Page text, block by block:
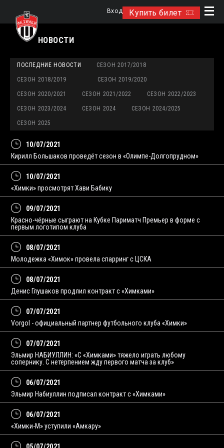
Купить билет
Вход
НОВОСТИ
ПОСЛЕДНИЕ НОВОСТИ СЕЗОН 2017/2018
СЕЗОН 2018/2019 СЕЗОН 2019/2020
СЕЗОН 2020/2021 СЕЗОН 2021/2022 СЕЗОН 2022/2023
СЕЗОН 2023/2024 СЕЗОН 2024 СЕЗОН 2024/2025
СЕЗОН 2025
10/07/2021
Кирилл Большаков проведёт сезон в «Олимпе-Долгопрудном»
10/07/2021
«Химки» просмотрят Хави Бабику
09/07/2021
Красно-чёрные сыграют на Кубке Париматч Премьер в форме с
первым логотипом клуба
08/07/2021
Молодежка «Химок» провела спарринг с ЦСКА
08/07/2021
Денис Глушаков продлил контракт с «Химками»
07/07/2021
Vorgol - официальный партнер футбольного клуба «Химки»
07/07/2021
Эльмир НАБИУЛЛИН: «С «Химками» тяжело играть любому
сопернику. С нетерпением жду первого матча за клуб»
06/07/2021
Эльмир Набиуллин подписал контракт с «Химками»
06/07/2021
«Химки-М» уступили «Амкару»